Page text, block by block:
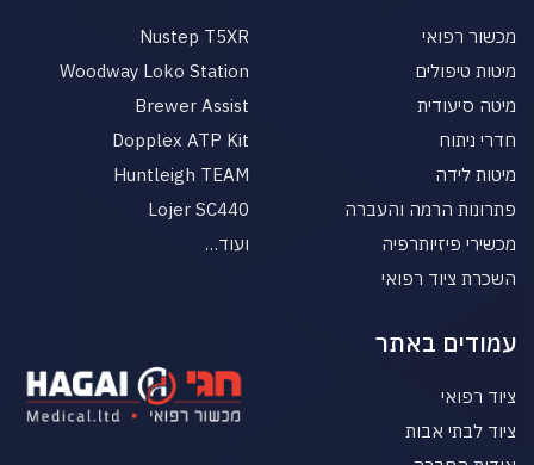
מכשור רפואי
מיטות טיפולים
מיטה סיעודית
חדרי ניתוח
מיטות לידה
פתרונות הרמה והעברה
מכשירי פיזיותרפיה
השכרת ציוד רפואי
Nustep T5XR
Woodway Loko Station
Brewer Assist
Dopplex ATP Kit
Huntleigh TEAM
Lojer SC440
ועוד…
עמודים באתר
ציוד רפואי
ציוד לבתי אבות